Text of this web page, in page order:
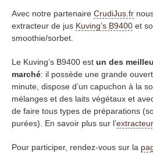
Avec notre partenaire CrudiJus.fr
extracteur de jus Kuving’s B9400 et
smoothie/sorbet.
Le Kuving’s B9400 est un des
marché: il possède une grande
minute, dispose d’un capuchon à la
mélanges et des laits végétaux et
de faire tous types de préparations
purées). En savoir plus sur l’
Pour participer, rendez-vous sur la